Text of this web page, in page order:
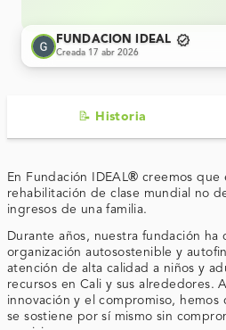
FUNDACION IDEAL verified
Creada 17 abr 2026
📝 Historia
En Fundación IDEAL®creemos que
rehabilitación de clase mundial no
ingresos de una familia.
Durante años, nuestra fundación ha
organización autosostenible y
atención de alta calidad a niños y
recursos en Cali y sus alrededores.
innovación y el compromiso,
se sostiene por sí mismo sin